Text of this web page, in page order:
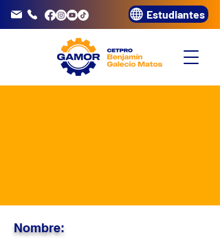
3320072 Estudiantes
Nombre: